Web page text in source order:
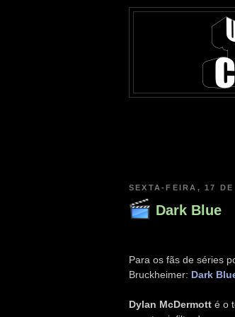
SEXTA-FEIRA, 17
Dark Blue
Para os fãs de séries
Bruckheimer: Dark
Dylan McDermott é o